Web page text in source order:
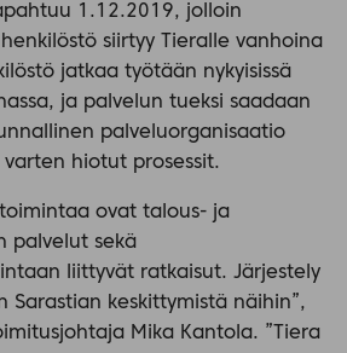
1.12.2019, jolloin
siirtyy Tieralle vanhoina
jatkaa työtään nykyisissä
ja palvelun tueksi saadaan
palveluorganisaatio
hiotut prosessit.
ovat talous- ja
palvelut sekä
liittyvät ratkaisut. Järjestely
Sarastian keskittymistä näihin”,
Mika Kantola. ”Tiera